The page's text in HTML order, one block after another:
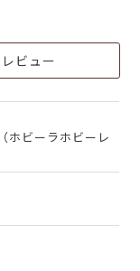
レビュー
ホビーラホビーレ